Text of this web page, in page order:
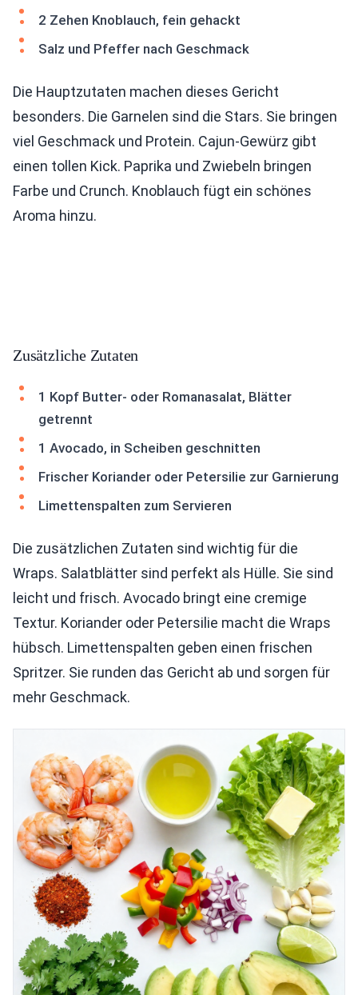
2 Zehen Knoblauch, fein gehackt
Salz und Pfeffer nach Geschmack
Die Hauptzutaten machen dieses Gericht
besonders. Die Garnelen sind die Stars. Sie bringen
viel Geschmack und Protein. Cajun-Gewürz gibt
einen tollen Kick. Paprika und Zwiebeln bringen
Farbe und Crunch. Knoblauch fügt ein schönes
Aroma hinzu.
Zusätzliche Zutaten
1 Kopf Butter- oder Romanasalat, Blätter
getrennt
1 Avocado, in Scheiben geschnitten
Frischer Koriander oder Petersilie zur Garnierung
Limettenspalten zum Servieren
Die zusätzlichen Zutaten sind wichtig für die
Wraps. Salatblätter sind perfekt als Hülle. Sie sind
leicht und frisch. Avocado bringt eine cremige
Textur. Koriander oder Petersilie macht die Wraps
hübsch. Limettenspalten geben einen frischen
Spritzer. Sie runden das Gericht ab und sorgen für
mehr Geschmack.